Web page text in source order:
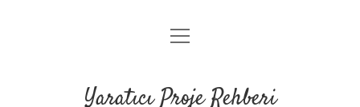
Anasayfa
menüyü
Yaratıcı Proje Rehberi